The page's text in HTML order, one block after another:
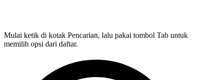
Mulai ketik di kotak Pencarian, lalu pakai tombol Tab untuk
memilih opsi dari daftar.